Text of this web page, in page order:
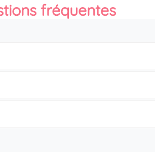
fréquentes